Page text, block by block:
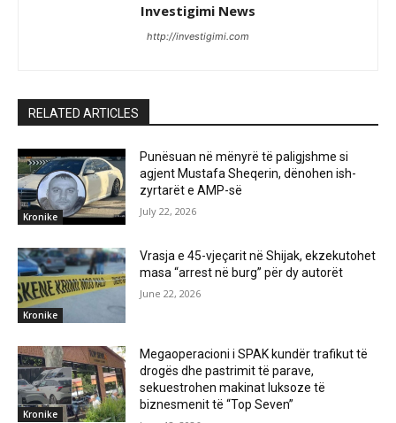
Investigimi News
http://investigimi.com
RELATED ARTICLES
Kronike
Punësuan në mënyrë të paligjshme si
agjent Mustafa Sheqerin, dënohen ish-
zyrtarët e AMP-së
July 22, 2026
Kronike
Vrasja e 45-vjeçarit në Shijak, ekzekutohet
masa “arrest në burg” për dy autorët
June 22, 2026
Kronike
Megaoperacioni i SPAK kundër trafikut të
drogës dhe pastrimit të parave,
sekuestrohen makinat luksoze të
biznesmenit të “Top Seven”